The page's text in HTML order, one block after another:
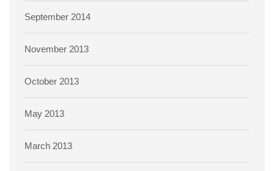
September 2014
November 2013
October 2013
May 2013
March 2013